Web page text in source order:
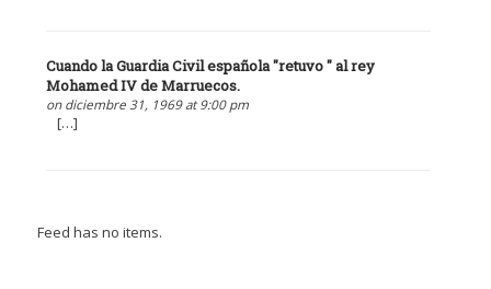
Cuando la Guardia Civil española "retuvo " al rey
Mohamed IV de Marruecos.
on diciembre 31, 1969 at 9:00 pm
[…]
Feed has no items.